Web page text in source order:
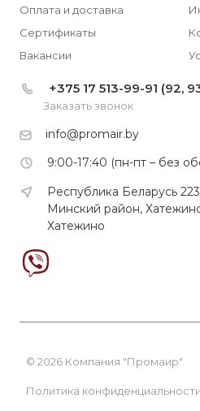
Оплата и доставка
Сертификаты
Вакансии
+375 17 513-99-91 (92,
Заказать звонок
info@promair.by
9:00-17:40 (пн-пт – без
Республика Беларусь
Минский район,
Хатежино
© 2026 Компания "Промаир"
Политика конфиденциальности